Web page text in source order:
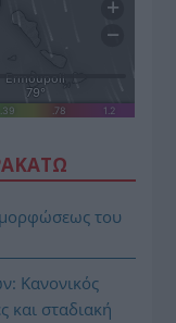
του
Κανονικός
και σταδιακή